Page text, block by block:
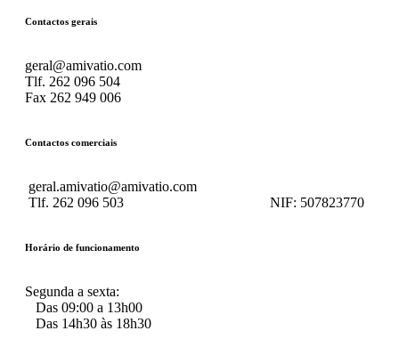
Contactos gerais
geral@amivatio.com
Tlf. 262 096 504
Fax 262 949 006
Contactos comerciais
geral.amivatio@amivatio.com
Tlf. 262 096 503 NIF: 507823770
Horário de funcionamento
Segunda a sexta:
Das 09:00 a 13h00
Das 14h30 às 18h30